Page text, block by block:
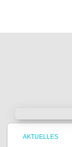
AKTUELLES